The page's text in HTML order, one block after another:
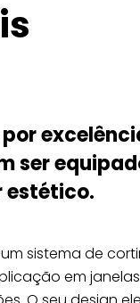
ser
estético.
sistema de
em